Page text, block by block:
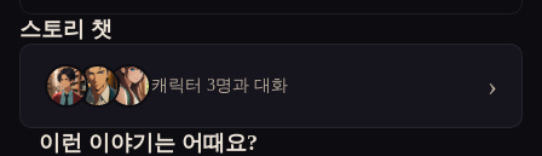
스토리 챗
캐릭터 3명과 대화 ›
이런 이야기는 어때요?